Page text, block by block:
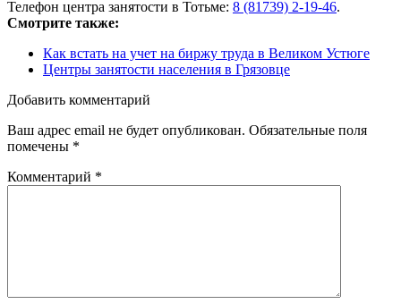
Телефон центра занятости в Тотьме: 8 (81739) 2-19-46.
Смотрите также:
Как встать на учет на биржу труда в Великом Устюге
Центры занятости населения в Грязовце
Добавить комментарий
Ваш адрес email не будет опубликован. Обязательные поля
помечены *
Комментарий *